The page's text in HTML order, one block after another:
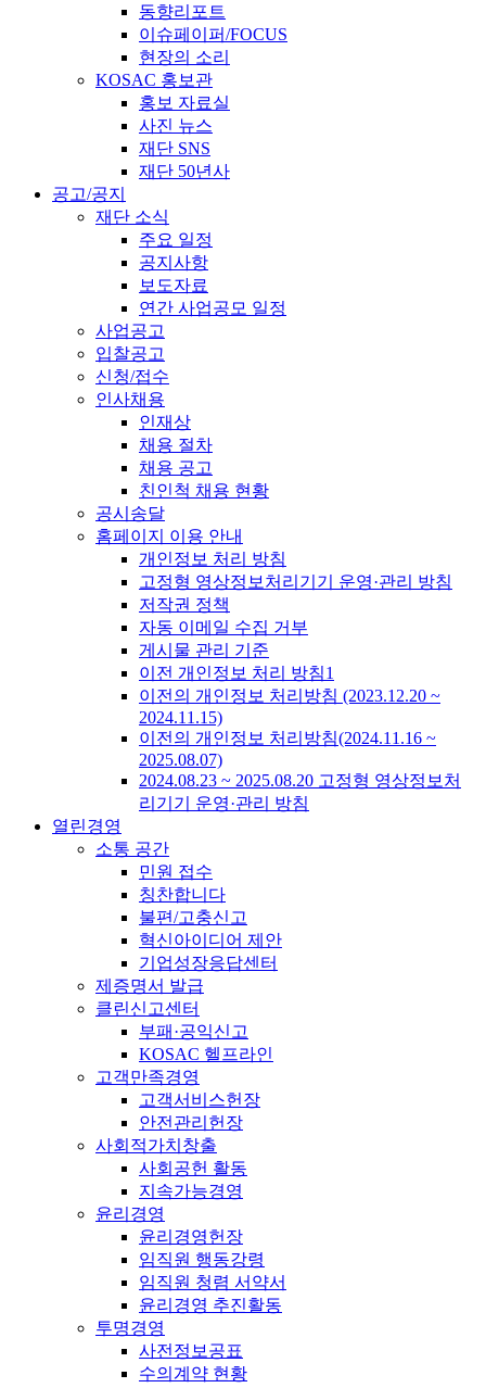
동향리포트
이슈페이퍼/FOCUS
현장의 소리
KOSAC 홍보관
홍보 자료실
사진 뉴스
재단 SNS
재단 50년사
공고/공지
재단 소식
주요 일정
공지사항
보도자료
연간 사업공모 일정
사업공고
입찰공고
신청/접수
인사채용
인재상
채용 절차
채용 공고
친인척 채용 현황
공시송달
홈페이지 이용 안내
개인정보 처리 방침
고정형 영상정보처리기기 운영·관리 방침
저작권 정책
자동 이메일 수집 거부
게시물 관리 기준
이전 개인정보 처리 방침1
이전의 개인정보 처리방침 (2023.12.20 ~
2024.11.15)
이전의 개인정보 처리방침(2024.11.16 ~
2025.08.07)
2024.08.23 ~ 2025.08.20 고정형 영상정보처
리기기 운영·관리 방침
열린경영
소통 공간
민원 접수
칭찬합니다
불편/고충신고
혁신아이디어 제안
기업성장응답센터
제증명서 발급
클린신고센터
부패·공익신고
KOSAC 헬프라인
고객만족경영
고객서비스헌장
안전관리헌장
사회적가치창출
사회공헌 활동
지속가능경영
윤리경영
윤리경영헌장
임직원 행동강령
임직원 청렴 서약서
윤리경영 추진활동
투명경영
사전정보공표
수의계약 현황